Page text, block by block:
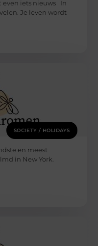
even iets nieuws In
Je leven wordt
SOCIETY / HOLIDAYS
en meest
in New York.